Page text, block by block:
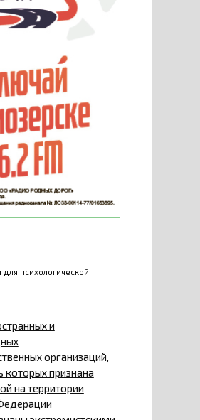
для психологической
и
организаций,
которых признана
на территории